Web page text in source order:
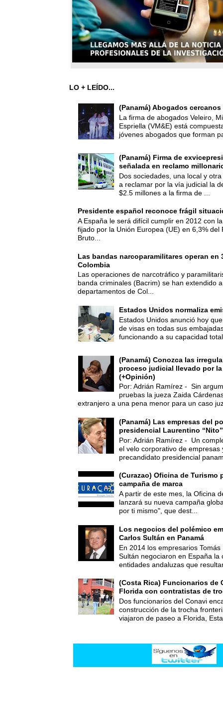
LO + LEÍDO...
(Panamá) Abogados
La firma de abogados Veleiro,
Espriella (VM&E) está
jóvenes abogados que forman
(Panamá) Firma de
señalada en reclamo
Dos sociedades, una local y
a reclamar por la vía judicial la
$2.5 millones a la firma de ...
Presidente español reconoce frágil
A España le será difícil cumplir en 2012 con
fijado por la Unión Europea (UE) en 6,3% del
Bruto...
Las bandas narcoparamilitares operan en
Colombia
Las operaciones de narcotráfico y
banda criminales (Bacrim) se han extendido
departamentos de Col...
Estados Unidos normaliza
Estados Unidos anunció hoy
de visas en todas sus
funcionando a su capacidad
(Panamá) Conozca las
proceso judicial llevado por
(+Opinión)
Por: Adrián Ramírez - Sin
pruebas la jueza Zaida
extranjero a una pena menor para un caso
(Panamá) Las empresas del
presidencial Laurentino
Por: Adrián Ramírez - Un
el velo corporativo de empresas
precandidato presidencial
(Curazao) Oficina de Turismo
campaña de marca
A partir de este mes, la Oficina
lanzará su nueva campaña
por ti mismo", que dest...
Los negocios del polémico
Carlos Sultán en Panamá
En 2014 los empresarios
Sultán negociaron en España la
entidades andaluzas que
(Costa Rica) Funcionarios de
Florida con contratistas de
Dos funcionarios del Conavi
construcción de la trocha
viajaron de paseo a Florida,